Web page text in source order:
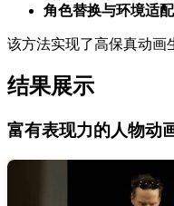
角色替换与环境适配
该方法实现了高保真动画
结果展示
富有表现力的人物动